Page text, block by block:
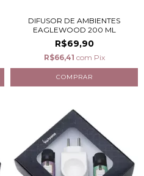
DIFUSOR DE AMBIENTES
EAGLEWOOD 200 ML
R$69,90
R$66,41 com Pix